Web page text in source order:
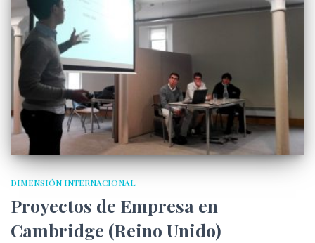
DIMENSIÓN INTERNACIONAL
Proyectos de Empresa en
Cambridge (Reino Unido)